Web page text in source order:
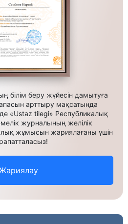
білім беру жүйесін дамытуға
арттыру мақсатында
«Ustaz tilegi» Республикалық
журналының желілік
жұмысын жариялағаны үшін
Жариялау